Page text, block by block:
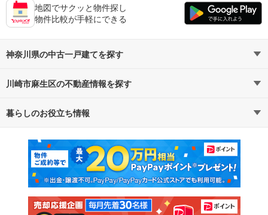
地図でサクッと物件探し
物件比較が手軽にできる
神奈川県の中古一戸建てを探す
路線・駅から探す
通勤・通学時間から探す
川崎市麻生区の不動産情報を探す
不動産・住宅
新築マンション 中古マンション
新築一戸建て 中古一戸建て
注文住宅 土地
暮らしのお役立ち情報
マンションカタログ 教えて！住まいの先生